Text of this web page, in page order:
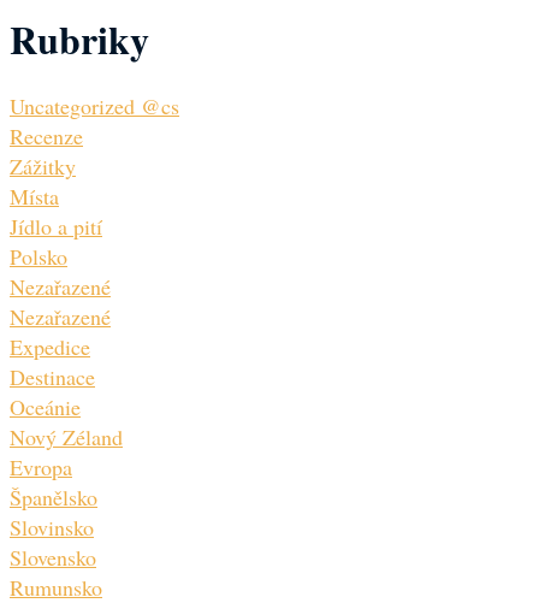
Rubriky
Uncategorized @cs
Recenze
Zážitky
Místa
Jídlo a pití
Polsko
Nezařazené
Nezařazené
Expedice
Destinace
Oceánie
Nový Zéland
Evropa
Španělsko
Slovinsko
Slovensko
Rumunsko